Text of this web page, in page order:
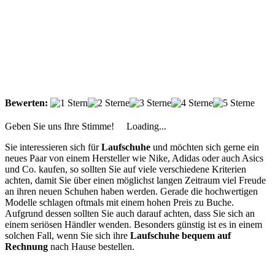
Bewerten:
Geben Sie uns Ihre Stimme!
Loading...
Sie interessieren sich fürLaufschuhe und möchten sich gerne ein
neues Paar von einem Hersteller wie Nike, Adidas oder auch Asics
und Co. kaufen, so sollten Sie auf viele verschiedene Kriterien
achten, damit Sie über einen möglichst langen Zeitraum viel Freude
an ihren neuen Schuhen haben werden. Gerade die hochwertigen
Modelle schlagen oftmals mit einem hohen Preis zu Buche.
Aufgrund dessen sollten Sie auch darauf achten, dass Sie sich an
einem seriösen Händler wenden. Besonders günstig ist es in einem
solchen Fall, wenn Sie sich ihre Laufschuhe bequem auf
Rechnung nach Hause bestellen.